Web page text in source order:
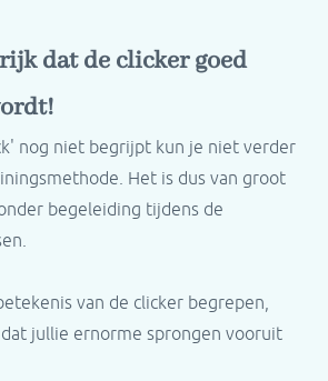
dat de clicker goed
nog niet begrijpt kun je niet verder
Het is dus van groot
begeleiding tijdens de
van de clicker begrepen,
jullie ernorme sprongen vooruit